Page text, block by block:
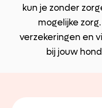
kun je zonder
mogelijke
verzekeringen en
bij jouw